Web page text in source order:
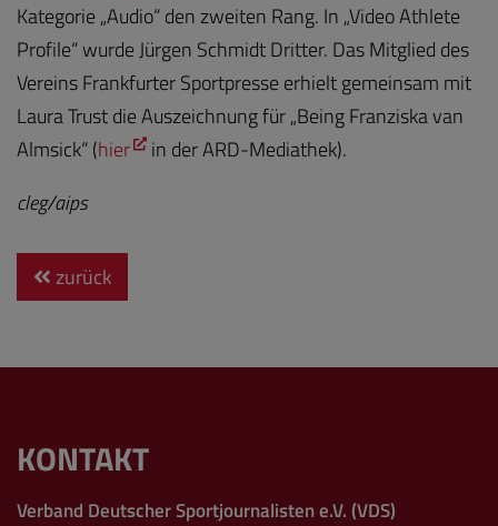
Kategorie „Audio“ den zweiten Rang. In „Video Athlete
Profile“ wurde Jürgen Schmidt Dritter. Das Mitglied des
Vereins Frankfurter Sportpresse erhielt gemeinsam mit
Laura Trust die Auszeichnung für „Being Franziska van
Almsick“ (hier
in der ARD-Mediathek).
cleg/aips
zurück
KONTAKT
Verband Deutscher Sportjournalisten e.V. (VDS)